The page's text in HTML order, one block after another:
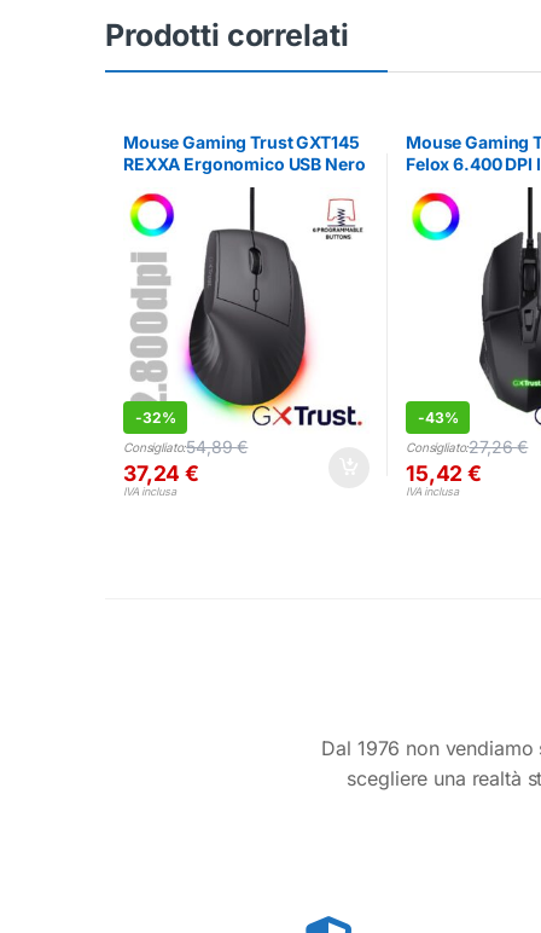
Prodotti correlati
Mouse Gaming Trust GXT145
REXXA Ergonomico USB Nero
-32%
Consigliato:54,89€
37,24€
IVA inclusa
Mouse Gaming
Felox 6.400 DPI
-43%
Consigliato:27,26€
15,42€
IVA inclusa
Dal 1976 non
scegliere una realtà